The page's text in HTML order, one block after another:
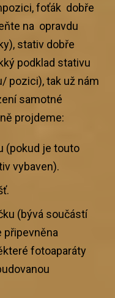
foťák dobře
na opravdu
stativ dobře
podklad stativu
pozici), tak už nám
samotné
projdeme:
(pokud je touto
vybaven).
(bývá součástí
připevněna
fotoaparáty